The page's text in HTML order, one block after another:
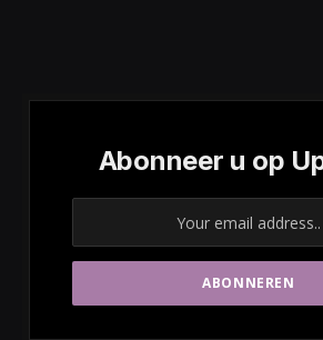
Abonneer u op